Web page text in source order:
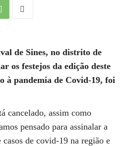
de Sines, no distrito de
os festejos da edição deste
à pandemia de Covid-19, foi
cancelado, assim como
pensado para assinalar a
de covid-19 na região e